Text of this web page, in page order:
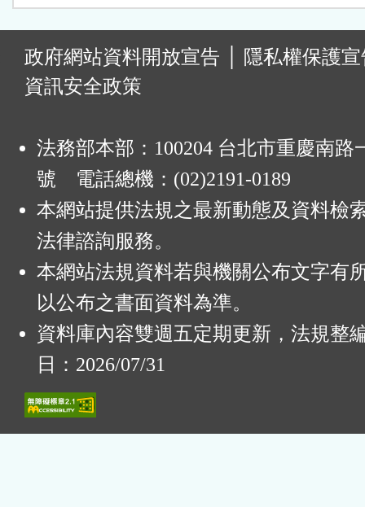
政府網站資料開放宣告
隱私權保護
資訊安全政策
法務部本部：100204 台北市重慶南路
號 電話總機：(02)2191-0189
本網站提供法規之最新動態及資料檢
法律諮詢服務。
本網站法規資料若與機關公布文字有
以公布之書面資料為準。
資料庫內容雙週五定期更新，法規整
日：2026/07/31